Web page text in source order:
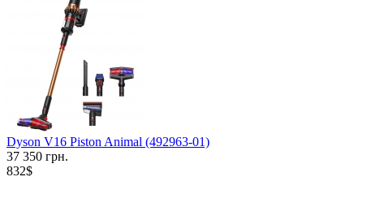
Dyson V16 Piston Animal (492963-01)
37 350 грн.
832$